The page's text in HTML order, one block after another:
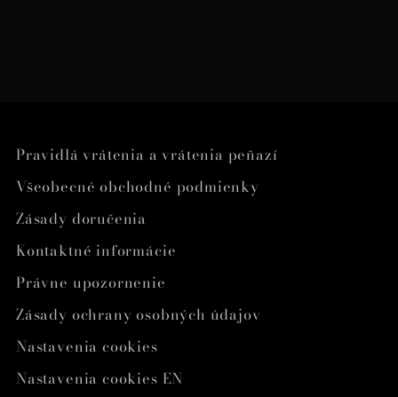
Pravidlá vrátenia a vrátenia peňazí
Všeobecné obchodné podmienky
Zásady doručenia
Kontaktné informácie
Právne upozornenie
Zásady ochrany osobných údajov
Nastavenia cookies
Nastavenia cookies EN